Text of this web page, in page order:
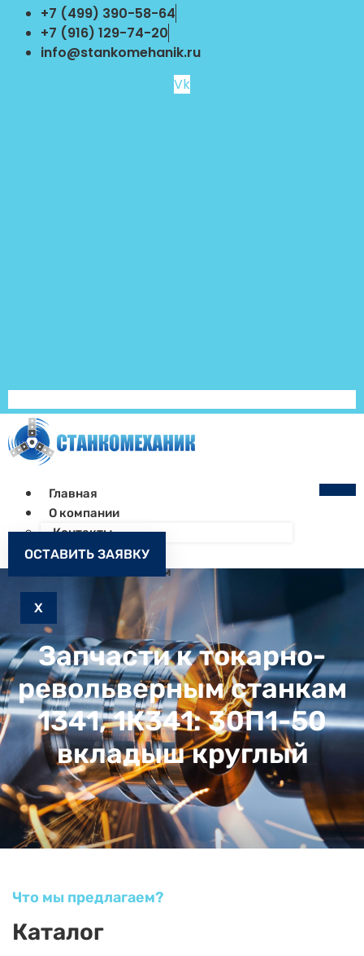
Перейти
содержимому
+7 (499) 390-58-64
+7 (916) 129-74-20
info@stankomehanik.ru
Vk
Главная
О компании
Контакты
Как заказать
Запчасти к станкам
X
ОСТАВИТЬ ЗАЯВКУ
Запчасти к токарно-
револьверным станкам
1341, 1К341: 30П1-50
вкладыш круглый
Что мы предлагаем?
Каталог